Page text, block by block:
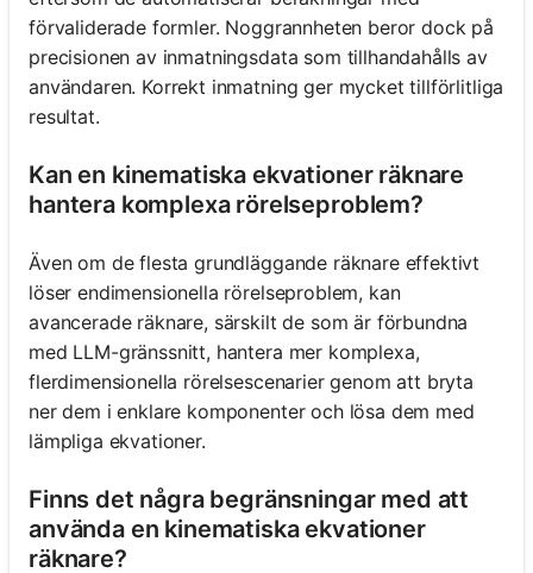
förvaliderade formler. Noggrannheten beror dock på
precisionen av inmatningsdata som tillhandahålls av
användaren. Korrekt inmatning ger mycket tillförlitliga
resultat.
Kan en kinematiska ekvationer räknare
hantera komplexa rörelseproblem?
Även om de flesta grundläggande räknare effektivt
löser endimensionella rörelseproblem, kan
avancerade räknare, särskilt de som är förbundna
med LLM-gränssnitt, hantera mer komplexa,
flerdimensionella rörelsescenarier genom att bryta
ner dem i enklare komponenter och lösa dem med
lämpliga ekvationer.
Finns det några begränsningar med att
använda en kinematiska ekvationer
räknare?